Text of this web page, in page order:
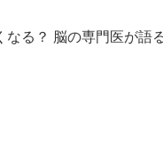
る？ 脳の専門医が語